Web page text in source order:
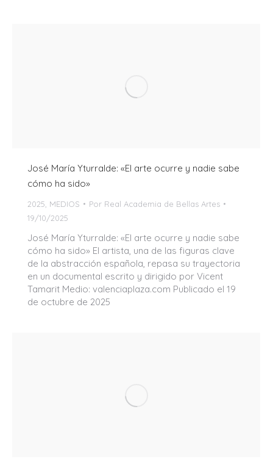
José María Yturralde: «El arte ocurre y nadie sabe
cómo ha sido»
2025 MEDIOS Por Real Academia de Bellas Artes
19/10/2025
José María Yturralde: «El arte ocurre y nadie sabe
cómo ha sido» El artista, una de las figuras clave
de la abstracción española, repasa su trayectoria
en un documental escrito y dirigido por Vicent
Tamarit Medio: valenciaplaza.com Publicado el 19
de octubre de 2025